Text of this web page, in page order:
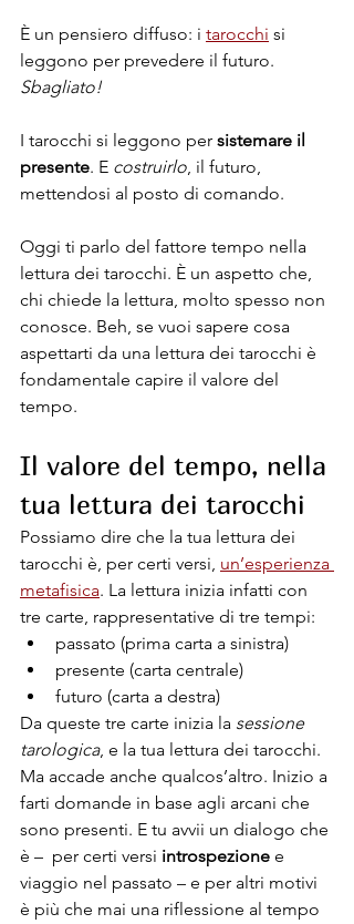
È un pensiero diffuso: i tarocchi si
leggono per prevedere il futuro.
Sbagliato!
I tarocchi si leggono per sistemare il
presente. E costruirlo, il futuro,
mettendosi al posto di comando.
Oggi ti parlo del fattore tempo nella
lettura dei tarocchi. È un aspetto che,
chi chiede la lettura, molto spesso non
conosce. Beh, se vuoi sapere cosa
aspettarti da una lettura dei tarocchi è
fondamentale capire il valore del
tempo.
Il valore del tempo, nella
tua lettura dei tarocchi
Possiamo dire che la tua lettura dei
tarocchi è, per certi versi, un’esperienza
metafisica. La lettura inizia infatti con
tre carte, rappresentative di tre tempi:
passato (prima carta a sinistra)
presente (carta centrale)
futuro (carta a destra)
Da queste tre carte inizia la sessione
tarologica, e la tua lettura dei tarocchi.
Ma accade anche qualcos’altro. Inizio a
farti domande in base agli arcani che
sono presenti. E tu avvii un dialogo che
è –  per certi versi introspezione e
viaggio nel passato – e per altri motivi
è più che mai una riflessione al tempo